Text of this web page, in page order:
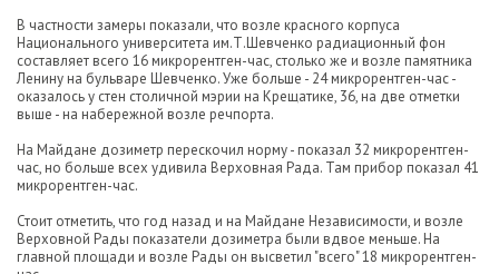
В частности замеры показали, что возле красного корпуса
Национального университета им.Т.Шевченко радиационный фон
составляет всего 16 микрорентген-час, столько же и возле памятника
Ленину на бульваре Шевченко. Уже больше - 24 микрорентген-час -
оказалось у стен столичной мэрии на Крещатике, 36, на две отметки
выше - на набережной возле речпорта.
На Майдане дозиметр перескочил норму - показал 32 микрорентген-
час, но больше всех удивила Верховная Рада. Там прибор показал 41
микрорентген-час.
Стоит отметить, что год назад и на Майдане Независимости, и возле
Верховной Рады показатели дозиметра были вдвое меньше. На
главной площади и возле Рады он высветил "всего" 18 микрорентген-